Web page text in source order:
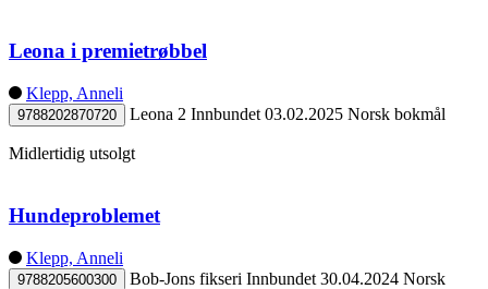
Leona i premietrøbbel
Klepp, Anneli
9788202870720 Leona 2 Innbundet 03.02.2025 Norsk bokmål
Midlertidig utsolgt
Hundeproblemet
Klepp, Anneli
9788205600300 Bob-Jons fikseri Innbundet 30.04.2024 Norsk